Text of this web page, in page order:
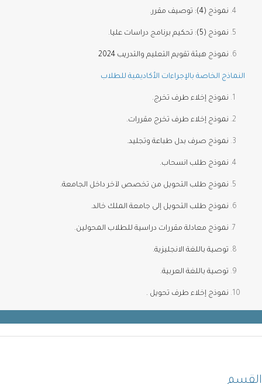
نموذج (4): توصيف مقرر.
نموذج (5): تحكيم برنامج دراسات عليا.
نموذج هيئة تقويم التعليم والتدريب 2024
الخاصة بالإجراءات الأكاديمية للطلاب
نموذج إخلاء طرف تخرج.
نموذج إخلاء طرف تخرج مقررات.
نموذج صرف بدل طباعة وتجليد.
نموذج طلب انسحاب.
نموذج طلب التحويل من تخصص لآخر داخل الجامعة.
نموذج طلب التحويل إلى جامعة الملك خالد.
نموذج معادلة مقررات دراسية للطلاب المحولين.
توصية باللغة الانجليزية.
توصية باللغة العربية.
نموذج إخلاء طرف تحويل.